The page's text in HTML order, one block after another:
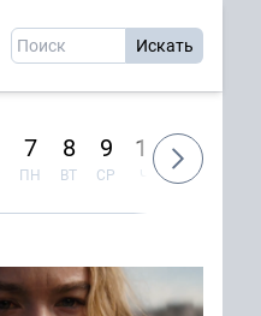
7
ПН
8
ВТ
9
СР
10
ЧТ
11
ПТ